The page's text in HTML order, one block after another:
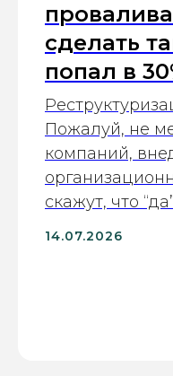
сделать
попал в
Пожалуй, не
компаний,
скажут, что
14.07.2026